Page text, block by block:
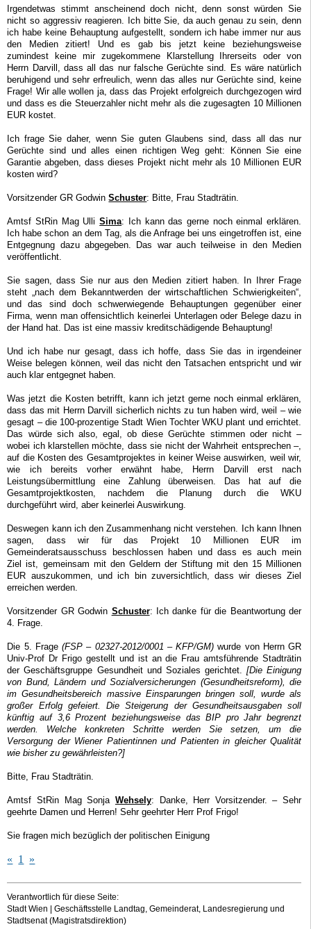
Irgendetwas stimmt anscheinend doch nicht, denn sonst würden Sie
nicht so aggressiv reagieren. Ich bitte Sie, da auch genau zu sein, denn
ich habe keine Behauptung aufgestellt, sondern ich habe immer nur aus
den Medien zitiert! Und es gab bis jetzt keine beziehungsweise
zumindest keine mir zugekommene Klarstellung Ihrerseits oder von
Herrn Darvill, dass all das nur falsche Gerüchte sind. Es wäre natürlich
beruhigend und sehr erfreulich, wenn das alles nur Gerüchte sind, keine
Frage! Wir alle wollen ja, dass das Projekt erfolgreich durchgezogen wird
und dass es die Steuerzahler nicht mehr als die zugesagten 10 Millionen
EUR kostet.
Ich frage Sie daher, wenn Sie guten Glaubens sind, dass all das nur
Gerüchte sind und alles einen richtigen Weg geht: Können Sie eine
Garantie abgeben, dass dieses Projekt nicht mehr als 10 Millionen EUR
kosten wird?
Vorsitzender GR GodwinSchuster: Bitte, Frau Stadträtin.
Amtsf StRin Mag UlliSima: Ich kann das gerne noch einmal erklären.
Ich habe schon an dem Tag, als die Anfrage bei uns eingetroffen ist, eine
Entgegnung dazu abgegeben. Das war auch teilweise in den Medien
veröffentlicht.
Sie sagen, dass Sie nur aus den Medien zitiert haben. In Ihrer Frage
steht „nach dem Bekanntwerden der wirtschaftlichen Schwierigkeiten“,
und das sind doch schwerwiegende Behauptungen gegenüber einer
Firma, wenn man offensichtlich keinerlei Unterlagen oder Belege dazu in
der Hand hat. Das ist eine massiv kreditschädigende Behauptung!
Und ich habe nur gesagt, dass ich hoffe, dass Sie das in irgendeiner
Weise belegen können, weil das nicht den Tatsachen entspricht und wir
auch klar entgegnet haben.
Was jetzt die Kosten betrifft, kann ich jetzt gerne noch einmal erklären,
dass das mit Herrn Darvill sicherlich nichts zu tun haben wird, weil – wie
gesagt – die 100-prozentige Stadt Wien Tochter WKU plant und errichtet.
Das würde sich also, egal, ob diese Gerüchte stimmen oder nicht –
wobei ich klarstellen möchte, dass sie nicht der Wahrheit entsprechen –,
auf die Kosten des Gesamtprojektes in keiner Weise auswirken, weil wir,
wie ich bereits vorher erwähnt habe, Herrn Darvill erst nach
Leistungsübermittlung eine Zahlung überweisen. Das hat auf die
Gesamtprojektkosten, nachdem die Planung durch die WKU
durchgeführt wird, aber keinerlei Auswirkung.
Deswegen kann ich den Zusammenhang nicht verstehen. Ich kann Ihnen
sagen, dass wir für das Projekt 10 Millionen EUR im
Gemeinderatsausschuss beschlossen haben und dass es auch mein
Ziel ist, gemeinsam mit den Geldern der Stiftung mit den 15 Millionen
EUR auszukommen, und ich bin zuversichtlich, dass wir dieses Ziel
erreichen werden.
Vorsitzender GR Godwin Schuster: Ich danke für die Beantwortung der
4. Frage.
Die 5. Frage(FSP – 02327-2012/0001 – KFP/GM) wurde von Herrn GR
Univ-Prof Dr Frigo gestellt und ist an die Frau amtsführende Stadträtin
der Geschäftsgruppe Gesundheit und Soziales gerichtet. [Die Einigung
von Bund, Ländern und Sozialversicherungen (Gesundheitsreform), die
im Gesundheitsbereich massive Einsparungen bringen soll, wurde als
großer Erfolg gefeiert. Die Steigerung der Gesundheitsausgaben soll
künftig auf 3,6 Prozent beziehungsweise das BIP pro Jahr begrenzt
werden. Welche konkreten Schritte werden Sie setzen, um die
Versorgung der Wiener Patientinnen und Patienten in gleicher Qualität
wie bisher zu gewährleisten?]
Bitte, Frau Stadträtin.
Amtsf StRin Mag Sonja Wehsely: Danke, Herr Vorsitzender. – Sehr
geehrte Damen und Herren! Sehr geehrter Herr Prof Frigo!
Sie fragen mich bezüglich der politischen Einigung
« 1 »
Verantwortlich für diese Seite:
Stadt Wien | Geschäftsstelle Landtag, Gemeinderat, Landesregierung und
Stadtsenat (Magistratsdirektion)